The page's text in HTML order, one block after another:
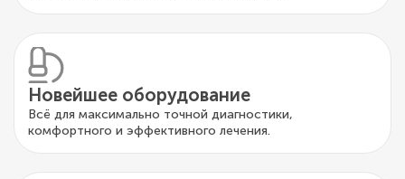
Новейшее оборудование
Всё для максимально точной диагностики,
комфортного и эффективного лечения.